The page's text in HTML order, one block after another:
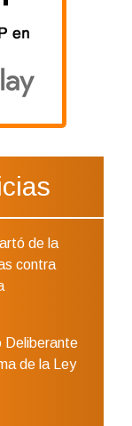
de la
contra
Deliberante
de la Ley